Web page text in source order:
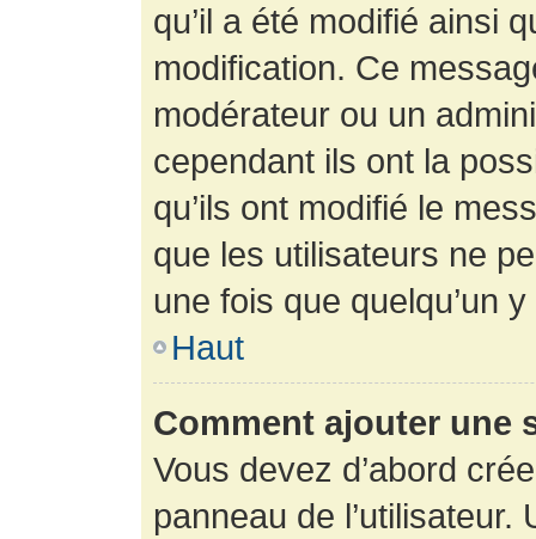
qu’il a été modifié ainsi
modification. Ce
modérateur ou un
cependant ils ont la
qu’ils ont modifié le
que les utilisateurs ne
une fois que quelqu’un
Haut
Comment ajouter une
Vous devez d’abord
panneau de